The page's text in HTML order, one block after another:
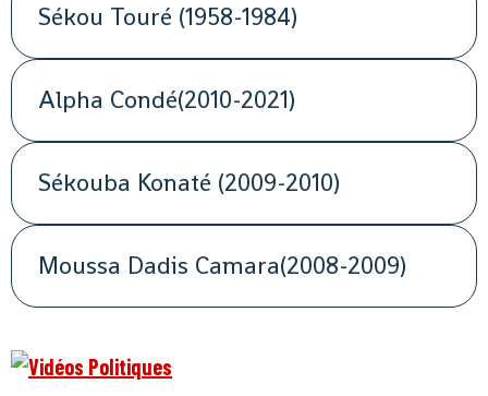
Sékou Touré (1958-1984)
Alpha Condé(2010-2021)
Sékouba Konaté (2009-2010)
Moussa Dadis Camara(2008-2009)